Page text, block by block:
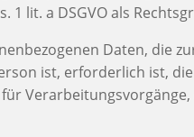
1 lit. a DSGVO als
Daten, die
ist, erforderlich ist,